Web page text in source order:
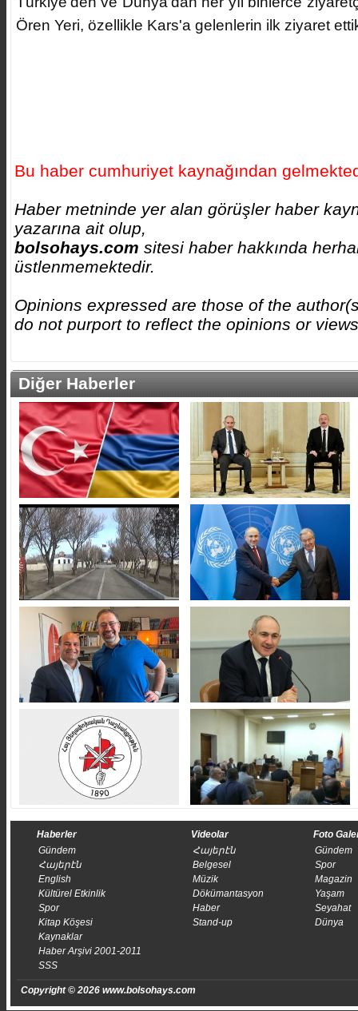
Ören Yeri, özellikle Kars'a gelenlerin ilk ziyaret
Bu haber cumhuriyet kaynağından
Haber metninde yer alan görüşler haber
yazarına ait olup,
bolsohays.com sitesi haber hakkında
üstlenmemektedir.
Opinions expressed are those of the
do not purport to reflect the opinions or
Diğer Haberler
Haberler
Gündem
Հայերէն
English
Kültürel Etkinlik
Spor
Kitap Köşesi
Kaynaklar
Haber Arşivi 2001-2011
SSS
Videolar
Հայերէն
Belgesel
Müzik
Dökümantasyon
Haber
Stand-up
Foto
Gündem
Spor
Magazin
Yaşam
Seyahat
Dünya
Copyright © 2026 www.bolsohays.com